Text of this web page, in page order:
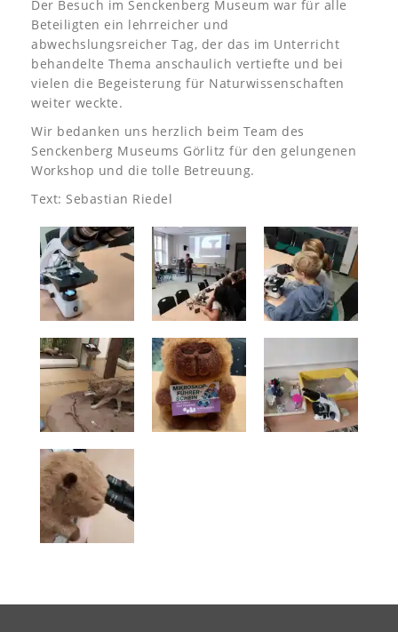
Der Besuch im Senckenberg Museum war für alle
Beteiligten ein lehrreicher und
abwechslungsreicher Tag, der das im Unterricht
behandelte Thema anschaulich vertiefte und bei
vielen die Begeisterung für Naturwissenschaften
weiter weckte.
Wir bedanken uns herzlich beim Team des
Senckenberg Museums Görlitz für den gelungenen
Workshop und die tolle Betreuung.
Text: Sebastian Riedel